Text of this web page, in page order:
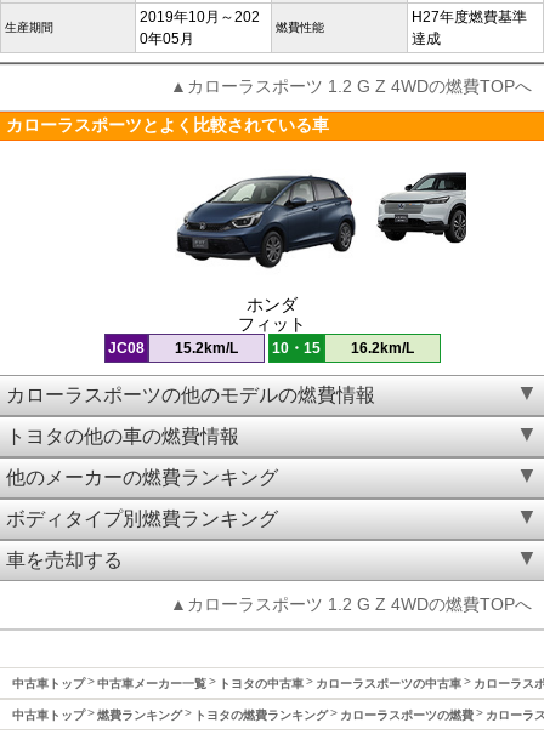
生産期間
2019年10月～202
0年05月
燃費性能
H27年度燃費基準
達成
▲カローラスポーツ 1.2 G Z 4WDの燃費TOPへ
カローラスポーツとよく比較されている車
ホンダ
フィット
JC08 15.2km/L 10・15 16.2km/L
カローラスポーツの他のモデルの燃費情報
トヨタの他の車の燃費情報
他のメーカーの燃費ランキング
ボディタイプ別燃費ランキング
車を売却する
▲カローラスポーツ 1.2 G Z 4WDの燃費TOPへ
中古車トップ 中古車メーカー一覧 トヨタの中古車 カローラスポーツの中古車 カローラス
中古車トップ 燃費ランキング トヨタの燃費ランキング カローラスポーツの燃費 カローラ